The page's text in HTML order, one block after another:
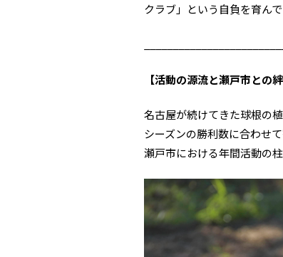
クラブ」という自負を育んで
【活動の源流と瀬戸市との絆
名古屋が続けてきた球根の
シーズンの勝利数に合わせ
瀬戸市における年間活動の柱